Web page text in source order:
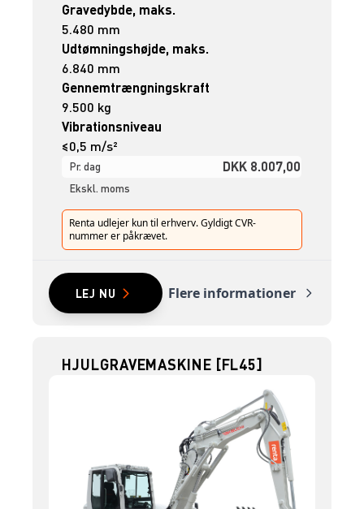
Gravedybde, maks.
5.480 mm
Udtømningshøjde, maks.
6.840 mm
Gennemtrængningskraft
9.500 kg
Vibrationsniveau
≤0,5 m/s²
Pr. dag DKK 8.007,00
Ekskl. moms
Renta udlejer kun til erhverv. Gyldigt CVR-
nummer er påkrævet.
LEJ NU Flere informationer
HJULGRAVEMASKINE [FL45]